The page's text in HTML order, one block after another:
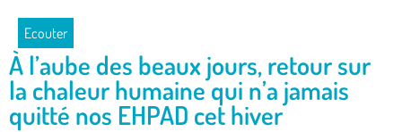
Ecouter
À l’aube des beaux jours, retour sur
la chaleur humaine qui n’a jamais
quitté nos EHPAD cet hiver